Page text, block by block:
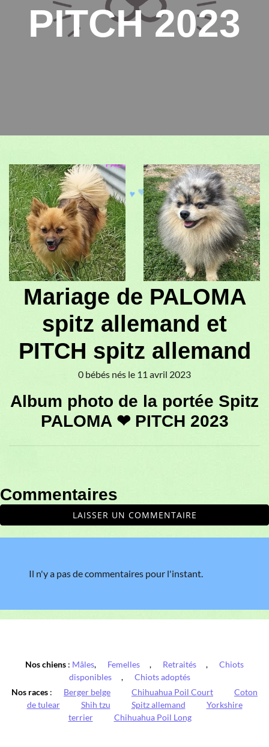
PITCH 2023
♥
♥
♥
♥
♥
♥
♥
♥
Mariage de PALOMA
spitz allemand et
PITCH spitz allemand
0 bébés nés le 11 avril 2023
Album photo de la portée Spitz
PALOMA ❤ PITCH 2023
Commentaires
LAISSER UN COMMENTAIRE
Il n'y a pas de commentaires pour l'instant.
Nos chiens : Mâles, Femelles , Retraités ,
Chiots
disponibles
,
Chiots adoptés
Nos races : Berger belge Chihuahua Poil Court
Coton
de tulear
Shih tzu Spitz allemand
Yorkshire
terrier
Chihuahua Poil Long